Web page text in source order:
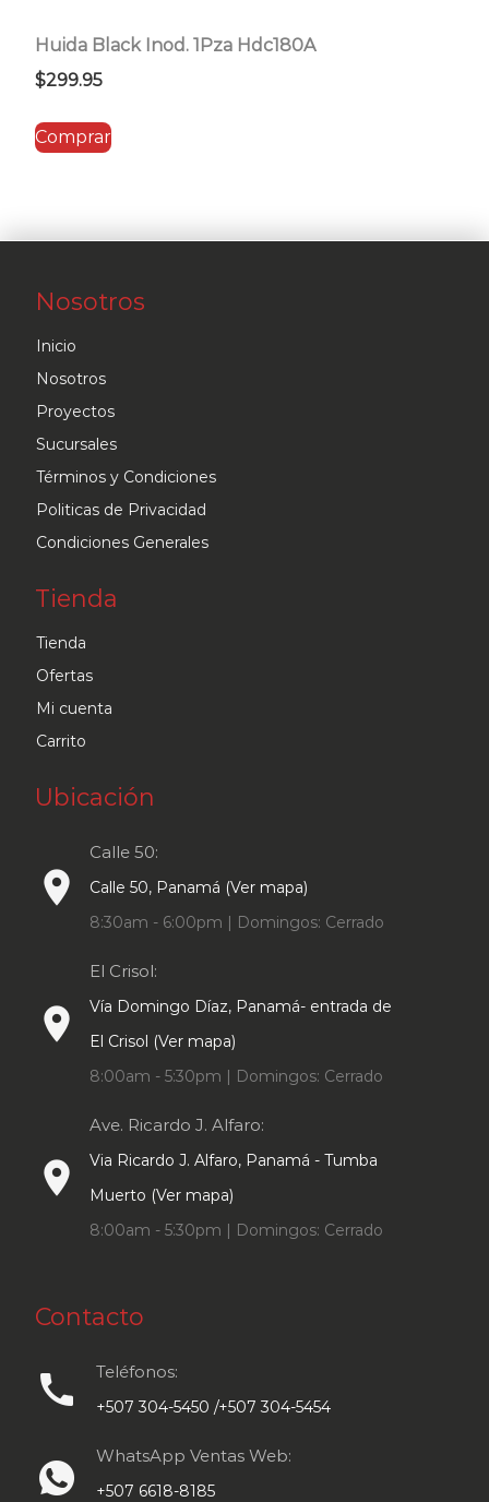
Huida Black Inod. 1Pza Hdc180A
$299.95
Comprar
Nosotros
Inicio
Nosotros
Proyectos
Sucursales
Términos y Condiciones
Politicas de Privacidad
Condiciones Generales
Tienda
Tienda
Ofertas
Mi cuenta
Carrito
Ubicación
place
Calle 50:
Calle 50, Panamá (Ver mapa)
8:30am - 6:00pm | Domingos: Cerrado
place
El Crisol:
Vía Domingo Díaz, Panamá- entrada de
El Crisol (Ver mapa)
8:00am - 5:30pm | Domingos: Cerrado
place
Ave. Ricardo J. Alfaro:
Via Ricardo J. Alfaro, Panamá - Tumba
Muerto (Ver mapa)
8:00am - 5:30pm | Domingos: Cerrado
Contacto
call Teléfonos:
+507 304-5450 /+507 304-5454
WhatsApp Ventas Web:
+507 6618-8185